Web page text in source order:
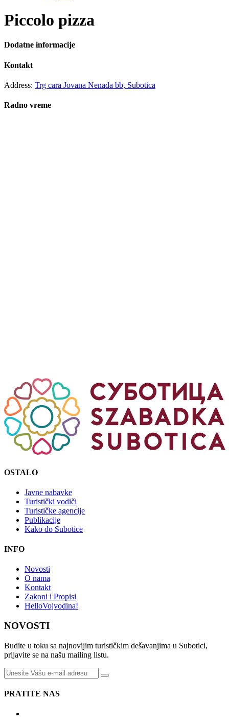
Piccolo pizza
Dodatne informacije
Kontakt
Address: Trg cara Jovana Nenada bb, Subotica
Radno vreme
OSTALO
Javne nabavke
Turistički vodiči
Turističke agencije
Publikacije
Kako do Subotice
INFO
Novosti
O nama
Kontakt
Zakoni i Propisi
HelloVojvodina!
NOVOSTI
Budite u toku sa najnovijim turističkim dešavanjima u Subotici,
prijavite se na našu mailing listu.
PRATITE NAS